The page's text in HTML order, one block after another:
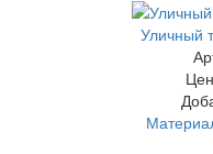
Уличный